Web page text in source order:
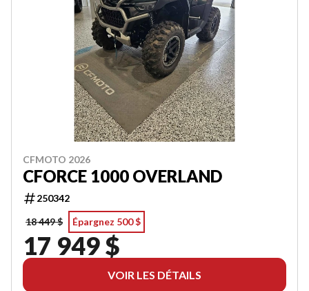
CFMOTO 2026
CFORCE 1000 OVERLAND
250342
18 449 $
Épargnez 500 $
17 949 $
VOIR LES DÉTAILS